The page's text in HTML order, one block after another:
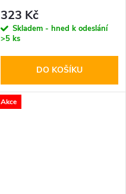
323 Kč
Skladem - hned k odeslání
>5 ks
DO KOŠÍKU
Akce